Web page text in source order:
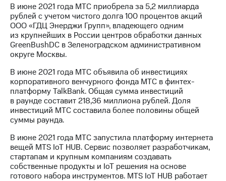
В июне 2021 года МТС приобрела за 5,2 миллиарда
рублей с учетом чистого долга 100 процентов акций
ООО «ГДЦ Энерджи Групп», владеющего одним
из крупнейших в России центров обработки данных
GreenBushDC в Зеленоградском административном
округе Москвы.
В июне 2021 года МТС объявила об инвестициях
корпоративного венчурного фонда МТС в финтех-
платформу TalkBank. Общая сумма инвестиций
в раунде составит 218,36 миллиона рублей. Доля
инвестиций МТС составила более половины общей
суммы раунда.
В июне 2021 года МТС запустила платформу интернета
вещей MTS IoT HUB. Сервис позволяет разработчикам,
стартапам и крупным компаниям создавать
собственные продукты и IoT решения на основе
готового набора инструментов. MTS IoT HUB работает